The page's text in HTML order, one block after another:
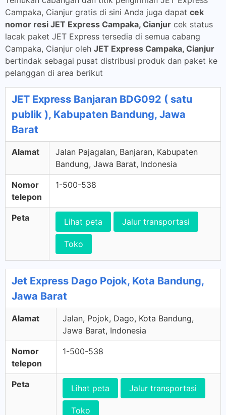
Campaka, Cianjur gratis di sini Anda juga dapat cek
nomor resi JET Express Campaka, Cianjur cek status
lacak paket JET Express tersedia di semua cabang
Campaka, Cianjur oleh JET Express Campaka, Cianjur
bertindak sebagai pusat distribusi produk dan paket ke
pelanggan di area berikut
JET Express Banjaran BDG092 ( satu
publik ), Kabupaten Bandung, Jawa
Barat
Alamat
Jalan Pajagalan, Banjaran, Kabupaten
Bandung, Jawa Barat, Indonesia
Nomor
telepon
1-500-538
Peta Lihat peta Jalur transportasi
Toko
Jet Express Dago Pojok, Kota Bandung,
Jawa Barat
Alamat
Jalan, Pojok, Dago, Kota Bandung,
Jawa Barat, Indonesia
Nomor
telepon
1-500-538
Peta Lihat peta Jalur transportasi
Toko